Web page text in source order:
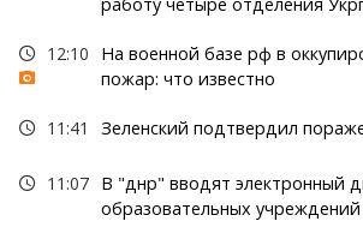
12:10
На военной базе рф в
пожар: что известно
11:41 Зеленский подтвердил
11:07 В "днр" вводят электронный
образовательных учреждений